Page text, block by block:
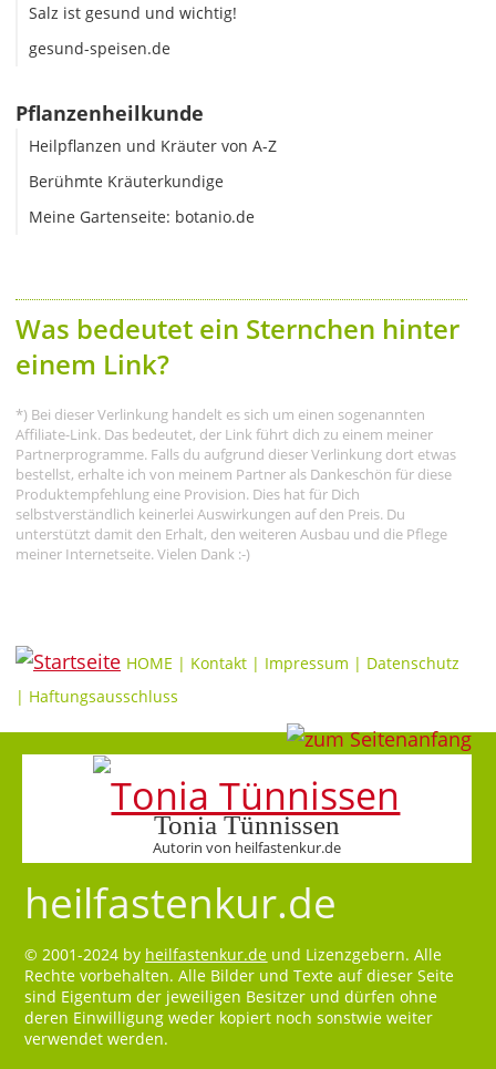
Salz ist gesund und wichtig!
gesund-speisen.de
Pflanzenheilkunde
Heilpflanzen und Kräuter von A-Z
Berühmte Kräuterkundige
Meine Gartenseite: botanio.de
Was bedeutet ein Sternchen hinter
einem Link?
*) Bei dieser Verlinkung handelt es sich um einen sogenannten
Affiliate-Link. Das bedeutet, der Link führt dich zu einem meiner
Partnerprogramme. Falls du aufgrund dieser Verlinkung dort etwas
bestellst, erhalte ich von meinem Partner als Dankeschön für diese
Produktempfehlung eine Provision. Dies hat für Dich
selbstverständlich keinerlei Auswirkungen auf den Preis. Du
unterstützt damit den Erhalt, den weiteren Ausbau und die Pflege
meiner Internetseite. Vielen Dank :-)
HOME | Kontakt | Impressum | Datenschutz
| Haftungsausschluss
Tonia Tünnissen
Autorin von heilfastenkur.de
heilfastenkur.de
© 2001-2024 by heilfastenkur.de und Lizenzgebern. Alle
Rechte vorbehalten. Alle Bilder und Texte auf dieser Seite
sind Eigentum der jeweiligen Besitzer und dürfen ohne
deren Einwilligung weder kopiert noch sonstwie weiter
verwendet werden.